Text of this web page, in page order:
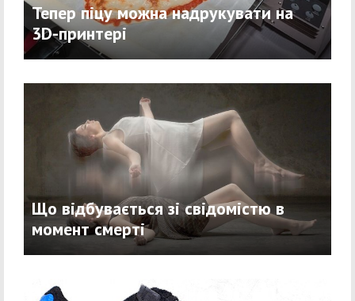
Тепер піцу можна надрукувати на
3D-принтері
Що відбувається зі свідомістю в
момент смерті